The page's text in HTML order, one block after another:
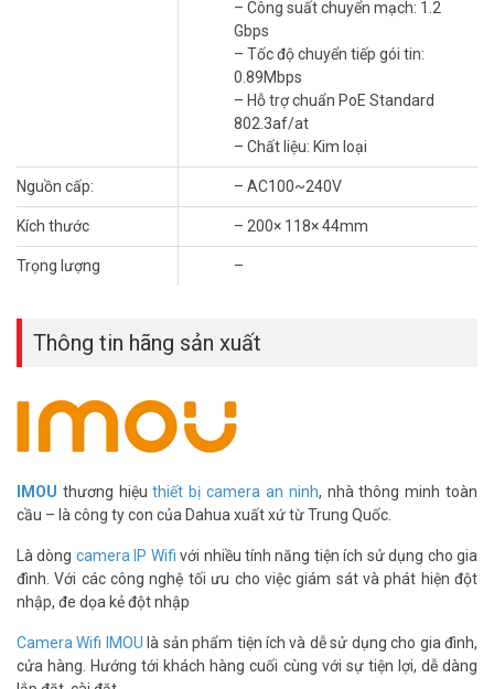
Thiết bị có 4 cổng PoE tốc độ 10/100Mbps kết hợp 2 cổng Uplink
100Mbps. Mỗi cổng cấp tối đa 30W – đủ để chạy hầu hết camera
PoE trên thị trường hiện nay. Tổng công suất 45W chia đều cho 4
cổng, không lo thiếu điện khi bật đồng thời cả bốn camera. Vỏ kim
loại giúp tản nhiệt tốt hơn nhựa, thiết bị chạy ổn định dù để liên tục
Chế Độ Mở Rộng 250m – Giải Pháp Cho Mặt
Bằng Rộng
Thông thường dây mạng Cat5e chỉ truyền tín hiệu ổn định trong
khoảng 100m.
Switch PoE IMOU
Điều này rất phù hợp cho kho hàng, xưởng sản xuất hoặc bãi giữ xe
có diện tích lớn. Chuẩn PoE 802.3af/at đảm bảo tương thích với
phần lớn camera IP hiện có trên thị trường. Khảo sát tận nơi để đo
khoảng cách thực tế và chọn đúng thiết bị hạ tầng mạng.
– Công suất chuyển mạch: 1.2
Gbps
– Tốc độ chuyển tiếp gói tin:
0.89Mbps
– Hỗ trợ chuẩn PoE Standard
802.3af/at
– Chất liệu: Kim loại
Nguồn cấp: – AC100~240V
Kích thước – 200× 118× 44mm
Trọng lượng –
Thông tin hãng sản xuất
IMOU thương hiệuthiết bị camera an ninh, nhà thông minh toàn
cầu – là công ty con của Dahua xuất xứ từ Trung Quốc.
Là dòng camera IP Wifi với nhiều tính năng tiện ích sử dụng cho gia
đình. Với các công nghệ tối ưu cho việc giám sát và phát hiện đột
nhập, đe dọa kẻ đột nhập
Camera Wifi IMOU là sản phẩm tiện ích và dễ sử dụng cho gia đình,
cửa hàng. Hướng tới khách hàng cuối cùng với sự tiện lợi, dễ dàng